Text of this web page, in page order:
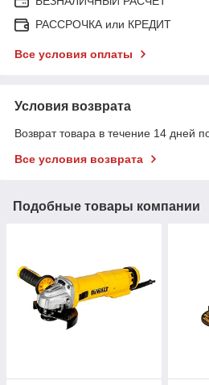
РАССРОЧКА или КРЕДИТ
Все условия оплаты
Условия возврата
Возврат товара в течение 14 дней
Все условия возврата
Подобные товары компании